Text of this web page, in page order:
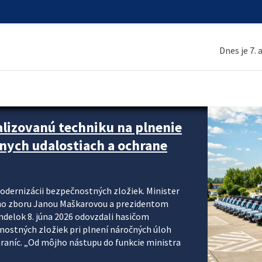
Dnes je 7.
hasenia elektromobility,
zborom vo výcvikovom centre Lešť
panelov a batériových úložísk.
Hasičského a záchranného zboru
(SEVA) a vedecko-výskumnými
ktorý priniesol zásadné...